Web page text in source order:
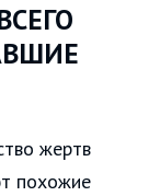
жертв
похожие